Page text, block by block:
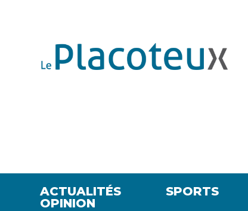
ACTUALITÉS SPORTS
OPINION